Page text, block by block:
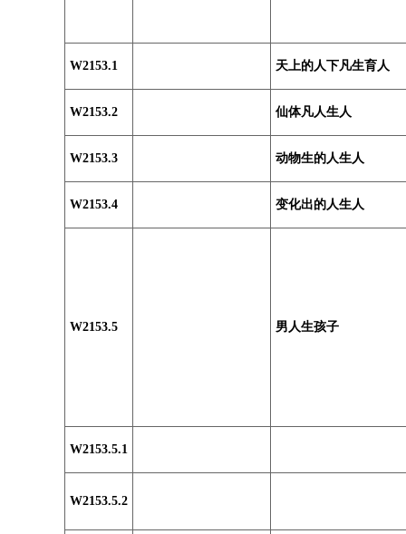
W2153.1 天上的人下凡生育人
W2153.2 仙体凡人生人
W2153.3 动物生的人生人
W2153.4 变化出的人生人
W2153.5 男人生孩子
W2153.5.1
W2153.5.2